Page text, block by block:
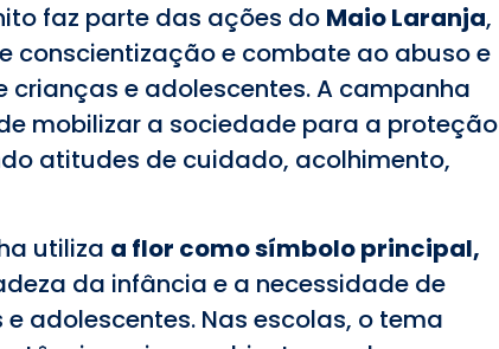
faz parte das ações do Maio Laranja,
conscientização e combate ao abuso e
crianças e adolescentes. A campanha
mobilizar a sociedade para a proteção
atitudes de cuidado, acolhimento,
utiliza a flor como símbolo principal,
da infância e a necessidade de
adolescentes. Nas escolas, o tema